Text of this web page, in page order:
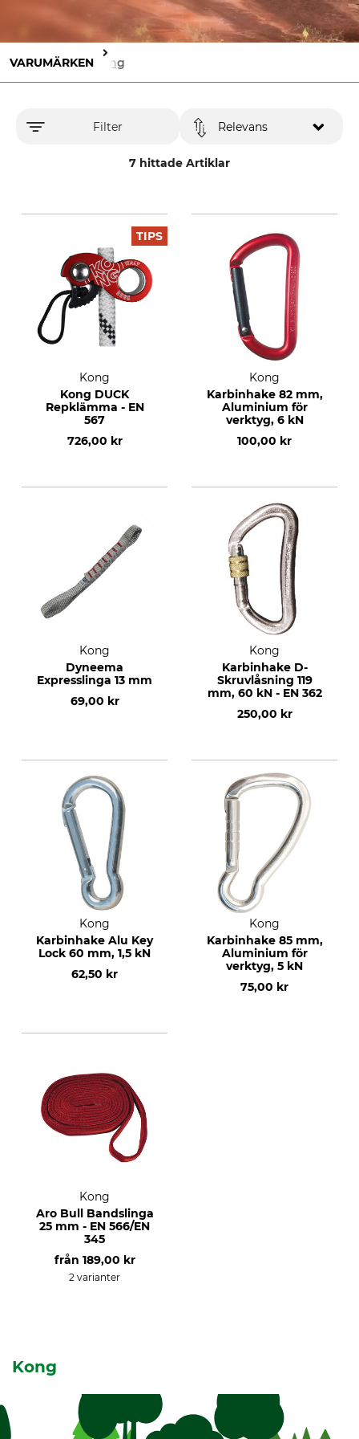
VARUMÄRKEN Kong
Filter
7 hittade Artiklar
Relevans
TIPS
Kong
Kong DUCK
Repklämma - EN
567
726,00 kr
Kong
Karbinhake 82 mm,
Aluminium för
verktyg, 6 kN
100,00 kr
Kong
Dyneema
Expresslinga 13 mm
69,00 kr
Kong
Karbinhake D-
Skruvlåsning 119
mm, 60 kN - EN 362
250,00 kr
Kong
Karbinhake Alu Key
Lock 60 mm, 1,5 kN
62,50 kr
Kong
Karbinhake 85 mm,
Aluminium för
verktyg, 5 kN
75,00 kr
Kong
Aro Bull Bandslinga
25 mm - EN 566/EN
345
från 189,00 kr
2 varianter
Kong